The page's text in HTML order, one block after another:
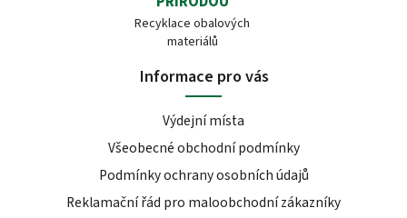
Recyklace obalových
materiálů
Informace pro vás
Výdejní místa
Všeobecné obchodní podmínky
Podmínky ochrany osobních údajů
Reklamační řád pro maloobchodní zákazníky